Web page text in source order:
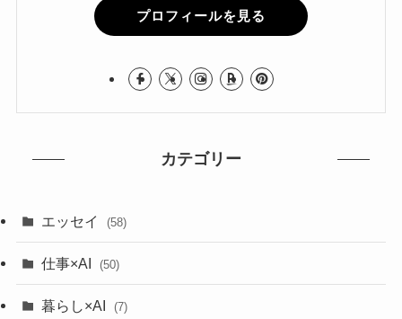
プロフィールを見る
カテゴリー
エッセイ (58)
仕事×AI (50)
暮らし×AI (7)